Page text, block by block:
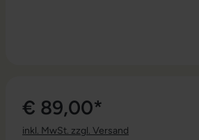
€ 89,00*
inkl. MwSt. zzgl. Versand